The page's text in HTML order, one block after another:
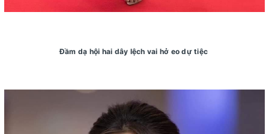
Đầm dạ hội hai dây lệch vai hở eo dự tiệc